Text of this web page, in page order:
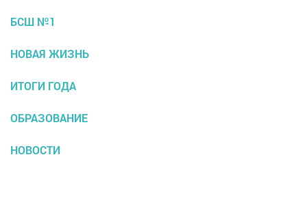
БСШ №1
НОВАЯ ЖИЗНЬ
ИТОГИ ГОДА
ОБРАЗОВАНИЕ
НОВОСТИ